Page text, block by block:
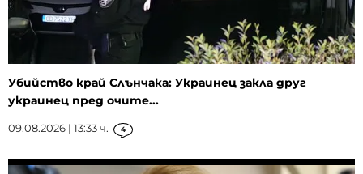
Убийство край Слънчака: Украинец закла друг
украинец пред очите...
09.08.2026 | 13:33 ч. 4